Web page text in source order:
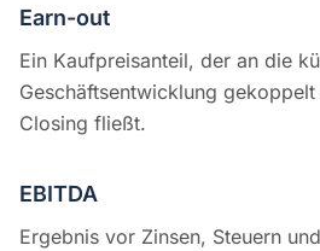
Earn-out
Ein Kaufpreisanteil, der an die
Geschäftsentwicklung
Closing fließt.
EBITDA
Ergebnis vor Zinsen, Steuern